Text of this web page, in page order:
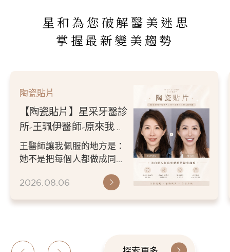
星和為您破解醫美迷思
掌握最新變美趨勢
陶瓷貼片
【陶瓷貼片】星采牙醫診
所-王珮伊醫師-原來我的
不愛笑，只是不喜歡自己
原本的牙齒
王醫師讓我佩服的地方是：
她不是把每個人都做成同一
更適合自己的樣子。 現...
2026.08.06